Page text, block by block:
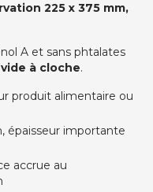
225 x 375 mm,
A et sans phtalates
à cloche.
produit alimentaire ou
épaisseur importante
accrue au